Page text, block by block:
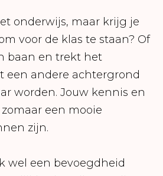
onderwijs, maar krijg je
voor de klas te staan? Of
baan en trekt het
een andere achtergrond
worden. Jouw kennis en
een mooie
zijn.
wel een bevoegdheid